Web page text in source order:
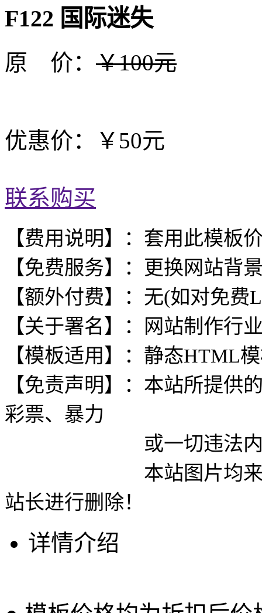
F122 国际迷失
原 价： ￥100元
优惠价：￥50元
联系购买
【费用说明】：套用此模板
【免费服务】：更换网站背
【额外付费】：无(如对免
【关于署名】：网站制作行
【模板适用】：静态HTML
【免责声明】：本站所提供
彩票、暴力
或一切违法内容使用
本站图片均来自网络
站长进行删除！
详情介绍